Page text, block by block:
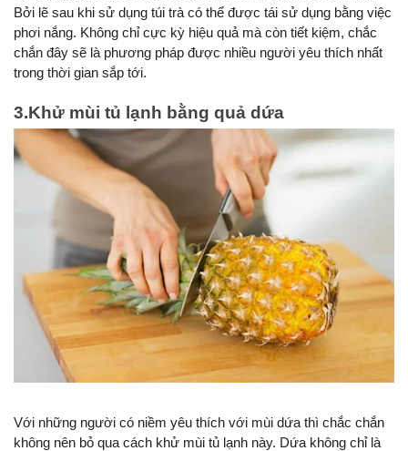
Bởi lẽ sau khi sử dụng túi trà có thể được tái sử dụng bằng việc
phơi nắng. Không chỉ cực kỳ hiệu quả mà còn tiết kiệm, chắc
chắn đây sẽ là phương pháp được nhiều người yêu thích nhất
trong thời gian sắp tới.
3.Khử mùi tủ lạnh bằng quả dứa
Với những người có niềm yêu thích với mùi dứa thì chắc chắn
không nên bỏ qua cách khử mùi tủ lạnh này. Dứa không chỉ là